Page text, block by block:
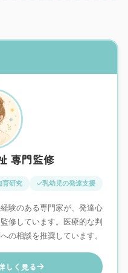
専門監修
育研究 乳幼児の発達支援
験のある専門家が、発達心
修しています。医療的な判
の相談を推奨しています。
しく見る